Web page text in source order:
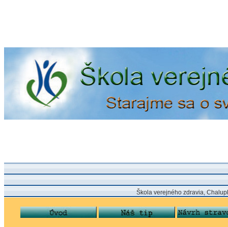
Škola verejného zdravia, Chalupkova